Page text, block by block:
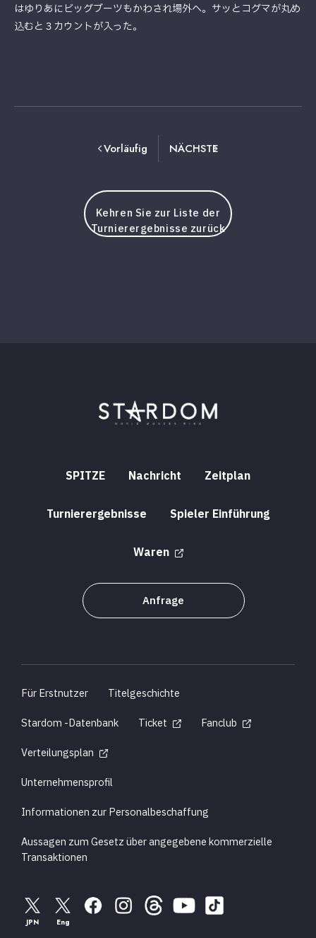
はゆりあにビッグブーツもかわされ場外へ。サッとコグマが丸め
込むと３カウントが入った。
Vorläufig NÄCHSTE
Kehren Sie zur Liste der
Turnierergebnisse zurück
SPITZE Nachricht Zeitplan
Turnierergebnisse Spieler Einführung
Waren
Anfrage
Für Erstnutzer
Titelgeschichte
Stardom -Datenbank
Ticket
Fanclub
Verteilungsplan
Unternehmensprofil
Informationen zur Personalbeschaffung
Aussagen zum Gesetz über angegebene kommerzielle
Transaktionen
JPN Eng